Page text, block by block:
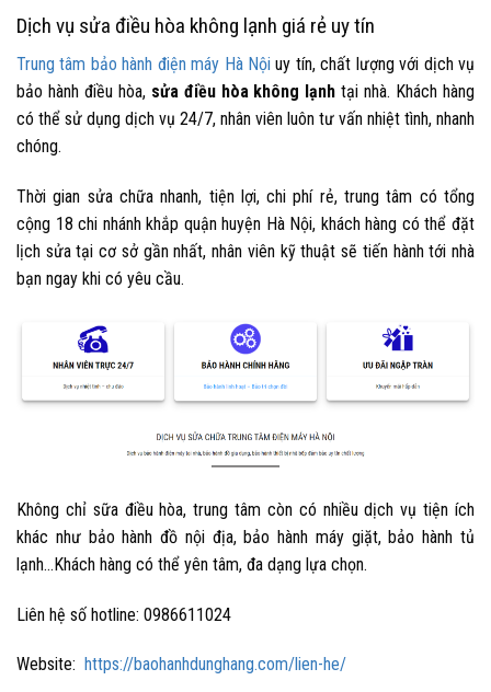
Dịch vụ sửa điều hòa không lạnh giá rẻ uy tín
Trung tâm bảo hành điện máy Hà Nội uy tín, chất lượng với dịch vụ
bảo hành điều hòa, sửa điều hòa không lạnh tại nhà. Khách hàng
có thể sử dụng dịch vụ 24/7, nhân viên luôn tư vấn nhiệt tình, nhanh
chóng.
Thời gian sửa chữa nhanh, tiện lợi, chi phí rẻ, trung tâm có tổng
cộng 18 chi nhánh khắp quận huyện Hà Nội, khách hàng có thể đặt
lịch sửa tại cơ sở gần nhất, nhân viên kỹ thuật sẽ tiến hành tới nhà
bạn ngay khi có yêu cầu.
Không chỉ sữa điều hòa, trung tâm còn có nhiều dịch vụ tiện ích
khác như bảo hành đồ nội địa, bảo hành máy giặt, bảo hành tủ
lạnh…Khách hàng có thể yên tâm, đa dạng lựa chọn.
Liên hệ số hotline: 0986611024
Website: https://baohanhdunghang.com/lien-he/